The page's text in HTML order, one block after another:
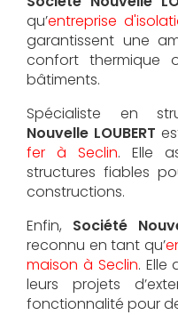
qu’entreprise
garantissent une
confort thermique
bâtiments.
Spécialiste en
Nouvelle LOUBERT
fer à Seclin. Elle
structures fiables
constructions.
Enfin, Société
reconnu en tant qu’
maison à Seclin.
leurs projets
fonctionnalité pour